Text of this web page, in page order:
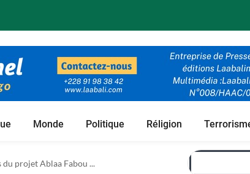
Monde Politique Réligion
projet Ablaa Fabou ...